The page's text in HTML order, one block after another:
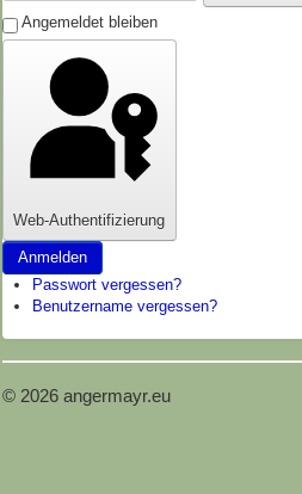
Angemeldet bleiben
Web-Authentifizierung
Anmelden
Passwort vergessen?
Benutzername vergessen?
© 2026 angermayr.eu